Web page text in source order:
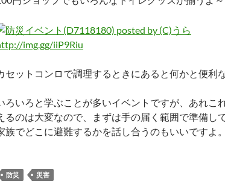
img.gg/iiP9Riu
セットコンロで調理するときにあると何かと便利
ろいろと学ぶことが多いイベントですが、あれこ
るのは大変なので、まずは手の届く範囲で準備し
族でどこに避難するかを話し合うのもいいですよ。
防災 災害